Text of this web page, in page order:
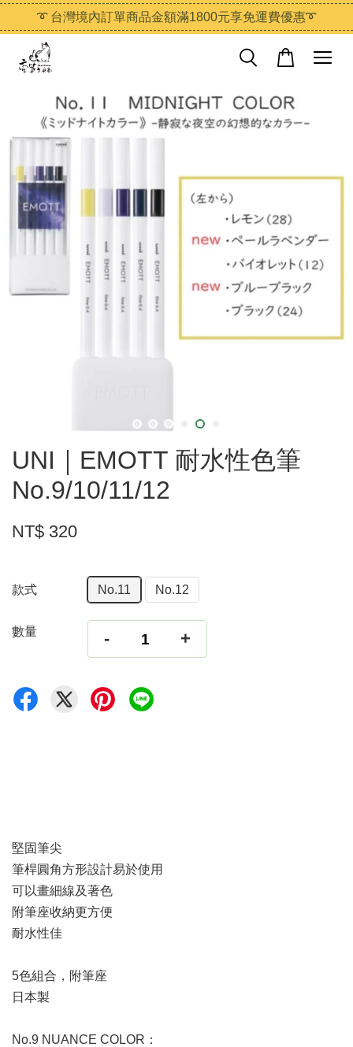
➰ 台灣境內訂單商品金額滿1800元享免運費優惠➰
UNI｜EMOTT 耐水性色筆
No.9/10/11/12
NT$ 320
款式 No.11 No.12
數量 - +
堅固筆尖
筆桿圓角方形設計易於使用
可以畫細線及著色
附筆座收納更方便
耐水性佳
5色組合，附筆座
日本製
No.9 NUANCE COLOR：